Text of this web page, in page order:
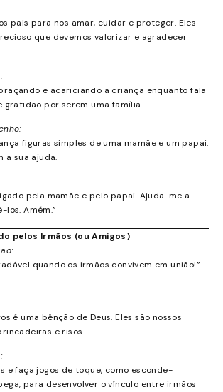
pais para nos amar, cuidar e proteger. Eles
que devemos valorizar e agradecer
e acariciando a criança enquanto fala
gratidão por serem uma família.
figuras simples de uma mamãe e um papai.
a sua ajuda.
pela mamãe e pelo papai. Ajuda-me a
los. Amém.”
pelos Irmãos (ou Amigos)
quando os irmãos convivem em união!”
é uma bênção de Deus. Eles são nossos
e risos.
e faça jogos de toque, como esconde-
para desenvolver o vínculo entre irmãos